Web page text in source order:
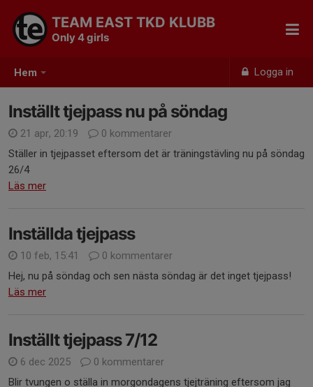
Hem Logga in
TEAM EAST TKD KLUBB
Only 4 girls
Inställt tjejpass nu på söndag
21 apr, 20:19
0 kommentarer
Ställer in tjejpasset eftersom det är träningstävling nu på söndag
26/4
Läs mer
Inställda tjejpass
10 feb, 15:41
0 kommentarer
Hej, nu på söndag och sen nästa söndag är det inget tjejpass!
Läs mer
Inställt tjejpass 7/12
6 dec 2025
0 kommentarer
Blir tvungen o ställa in morgondagens tjejträning eftersom jag